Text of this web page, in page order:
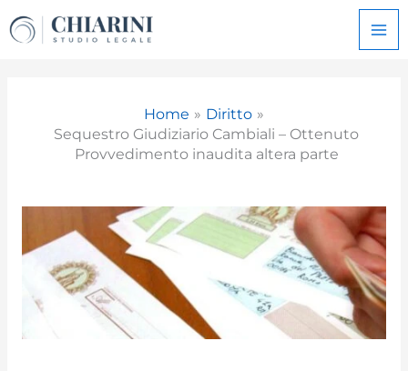
al
Home
Diritto
Sequestro Giudiziario Cambiali – Ottenuto
Provvedimento inaudita altera parte